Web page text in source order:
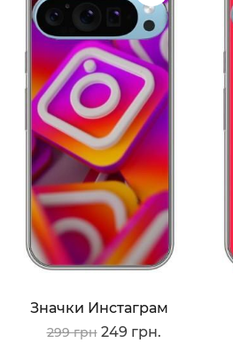
Значки Инстаграм
299 грн 249 грн.